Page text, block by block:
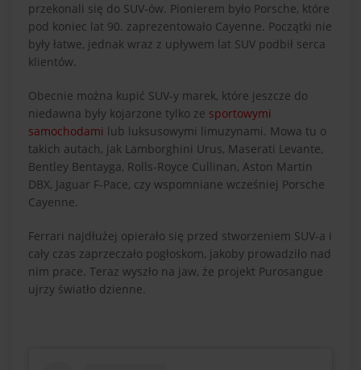
przekonali się do SUV-ów. Pionierem było Porsche, które
pod koniec lat 90. zaprezentowało Cayenne. Początki nie
były łatwe, jednak wraz z upływem lat SUV podbił serca
klientów.
Obecnie można kupić SUV-y marek, które jeszcze do
niedawna były kojarzone tylko ze sportowymi
samochodami lub luksusowymi limuzynami. Mowa tu o
takich autach, jak Lamborghini Urus, Maserati Levante,
Bentley Bentayga, Rolls-Royce Cullinan, Aston Martin
DBX, Jaguar F-Pace, czy wspomniane wcześniej Porsche
Cayenne.
Ferrari najdłużej opierało się przed stworzeniem SUV-a i
cały czas zaprzeczało pogłoskom, jakoby prowadziło nad
nim prace. Teraz wyszło na jaw, że projekt Purosangue
ujrzy światło dzienne.